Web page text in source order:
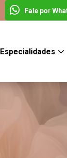
Fale por
Especialidades